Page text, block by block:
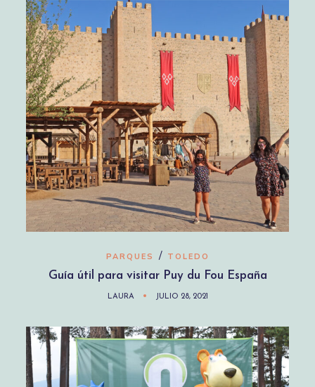
PARQUES / TOLEDO
Guía útil para visitar Puy du Fou España
LAURA JULIO 28, 2021